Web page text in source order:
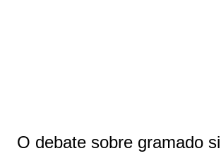
O debate sobre gramado